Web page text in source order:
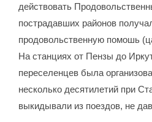
действовать
пострадавших районов
продовольственную помошь
На станциях от Пензы до
переселенцев была
несколько десятилетий при
выкидывали из поездов, не